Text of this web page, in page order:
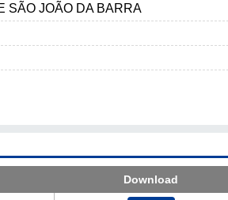
SÃO JOÃO DA BARRA
Download